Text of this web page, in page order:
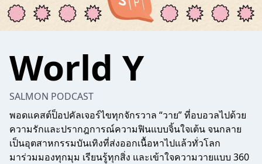
World Y
SALMON PODCAST
พอดแคสต์ป็อปคัลเจอร์ไขทุกจักรวาล “วาย” ที่อบอวลไปด้วย
ความรักและปรากฎการณ์ความฟินแบบจิ้นใจเต้น จนกลาย
เป็นอุตสาหกรรมบันเทิงที่ส่งออกเนื้อหาไปแล้วทั่วโลก
มาร่วมมองทุกมุม เรียนรู้ทุกสิ่ง และเข้าใจความวายแบบ 360